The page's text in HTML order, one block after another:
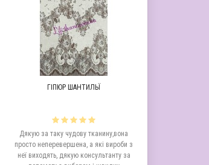
ГІПЮР ШАНТИЛЬЇ
Дякую за таку чудову тканину,вона
просто неперевершена, а які вироби з
неї виходять, дякую консультанту за